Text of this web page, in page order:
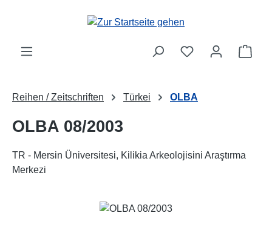
Zum Hauptinhalt springen
Reihen / Zeitschriften Türkei OLBA
OLBA 08/2003
TR - Mersin Üniversitesi, Kilikia Arkeolojisini Araştırma
Merkezi
Bildergalerie überspringen